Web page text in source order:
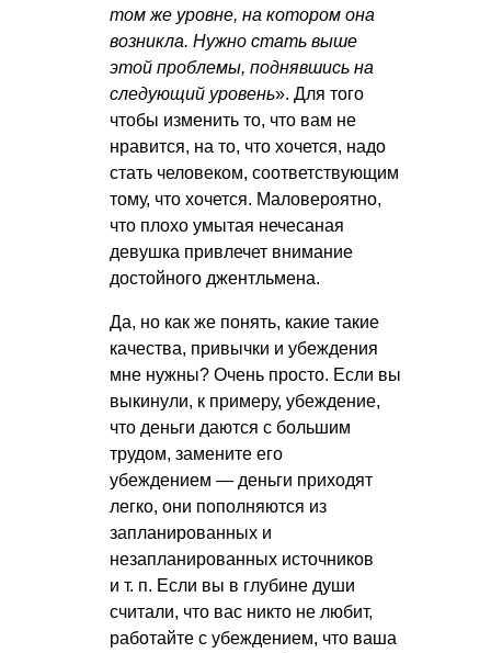
том же уровне, на котором она
возникла. Нужно стать выше
этой проблемы, поднявшись на
следующий уровень». Для того
чтобы изменить то, что вам не
нравится, на то, что хочется, надо
стать человеком, соответствующим
тому, что хочется. Маловероятно,
что плохо умытая нечесаная
девушка привлечет внимание
достойного джентльмена.
Да, но как же понять, какие такие
качества, привычки и убеждения
мне нужны? Очень просто. Если вы
выкинули, к примеру, убеждение,
что деньги даются с большим
трудом, замените его
убеждением — деньги приходят
легко, они пополняются из
запланированных и
незапланированных источников
и т. п. Если вы в глубине души
считали, что вас никто не любит,
работайте с убеждением, что ваша